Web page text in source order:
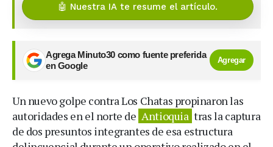
🤖 Nuestra IA te resume el artículo.
Agrega Minuto30 como fuente preferida
en Google
Agregar
Un nuevo golpe contra Los Chatas propinaron las
autoridades en el norte de Antioquia tras la captura
de dos presuntos integrantes de esa estructura